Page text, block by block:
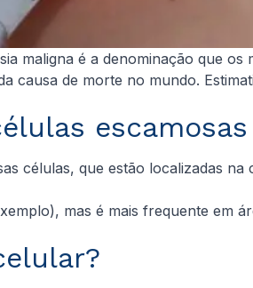
maligna é a denominação que os
causa de morte no mundo.
escamosas
células, que estão localizadas na
mas é mais frequente em